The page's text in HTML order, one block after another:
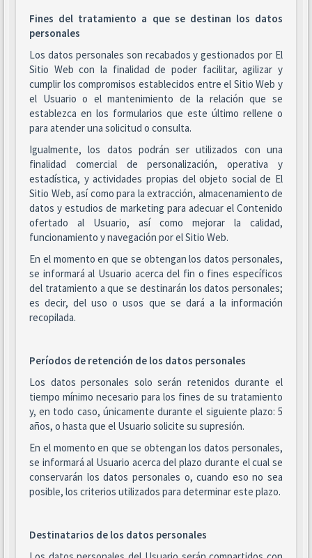
Fines del tratamiento a que se destinan los datos
personales
Los datos personales son recabados y gestionados por El
Sitio Web con la finalidad de poder facilitar, agilizar y
cumplir los compromisos establecidos entre el Sitio Web y
el Usuario o el mantenimiento de la relación que se
establezca en los formularios que este último rellene o
para atender una solicitud o consulta.
Igualmente, los datos podrán ser utilizados con una
finalidad comercial de personalización, operativa y
estadística, y actividades propias del objeto social de El
Sitio Web, así como para la extracción, almacenamiento de
datos y estudios de marketing para adecuar el Contenido
ofertado al Usuario, así como mejorar la calidad,
funcionamiento y navegación por el Sitio Web.
En el momento en que se obtengan los datos personales,
se informará al Usuario acerca del fin o fines específicos
del tratamiento a que se destinarán los datos personales;
es decir, del uso o usos que se dará a la información
recopilada.
Períodos de retención de los datos personales
Los datos personales solo serán retenidos durante el
tiempo mínimo necesario para los fines de su tratamiento
y, en todo caso, únicamente durante el siguiente plazo: 5
años, o hasta que el Usuario solicite su supresión.
En el momento en que se obtengan los datos personales,
se informará al Usuario acerca del plazo durante el cual se
conservarán los datos personales o, cuando eso no sea
posible, los criterios utilizados para determinar este plazo.
Destinatarios de los datos personales